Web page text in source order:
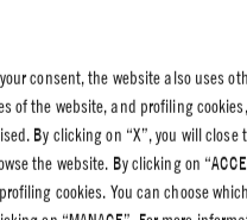
consent, the website also uses
of the website, and profiling
By clicking on “X”, you will close
the website. By clicking on
cookies. You can choose